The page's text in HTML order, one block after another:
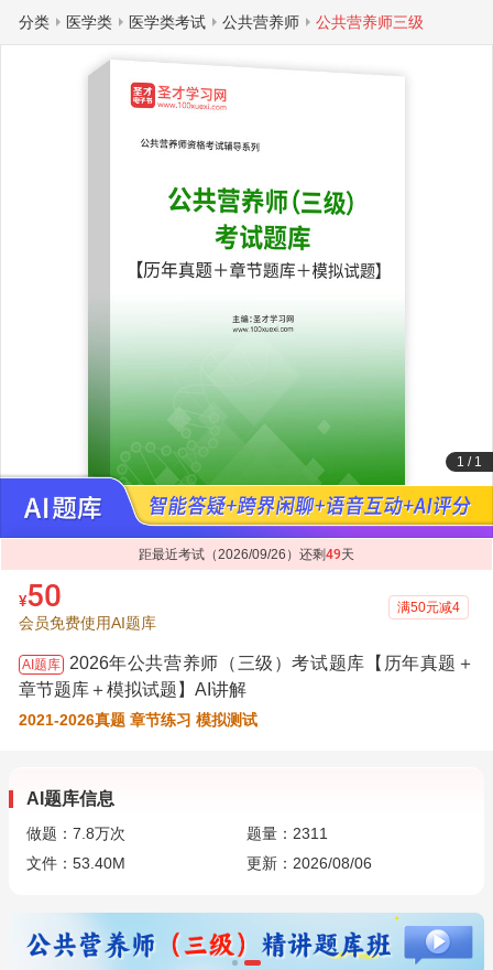
分类 医学类 医学类考试 公共营养师 公共营养师三级
1 / 1
距最近考试（2026/09/26）还剩49天
¥50
会员免费使用AI题库
满50元减4
AI题库
2026年公共营养师（三级）考试题库【历年真题＋
章节题库＋模拟试题】AI讲解
2021-2026真题 章节练习 模拟测试
AI题库信息
做题： 7.8万次
题量：2311
文件：53.40M
更新：2026/08/06